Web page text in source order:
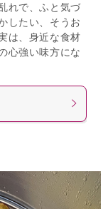
れで、ふと気づ
したい、そうお
は、身近な食材
心強い味方にな